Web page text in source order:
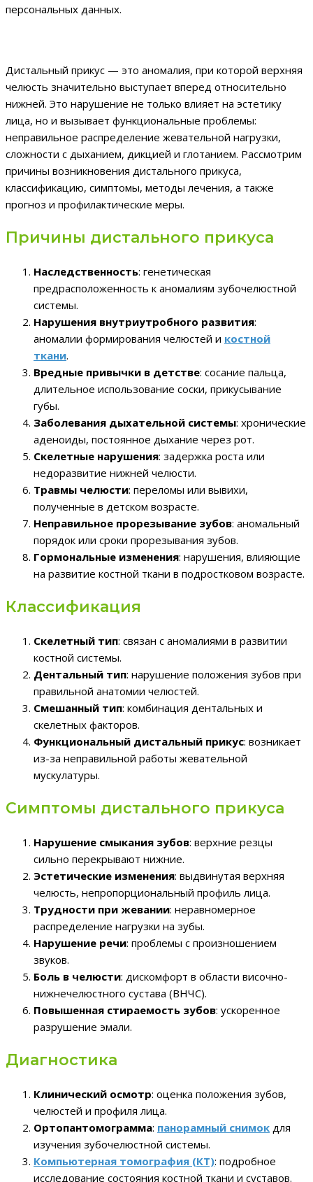
персональных данных.
Дистальный прикус — это аномалия, при которой верхняя
челюсть значительно выступает вперед относительно
нижней. Это нарушение не только влияет на эстетику
лица, но и вызывает функциональные проблемы:
неправильное распределение жевательной нагрузки,
сложности с дыханием, дикцией и глотанием. Рассмотрим
причины возникновения дистального прикуса,
классификацию, симптомы, методы лечения, а также
прогноз и профилактические меры.
Причины дистального прикуса
Наследственность: генетическая
предрасположенность к аномалиям зубочелюстной
системы.
Нарушения внутриутробного развития:
аномалии формирования челюстей и костной
ткани.
Вредные привычки в детстве: сосание пальца,
длительное использование соски, прикусывание
губы.
Заболевания дыхательной системы: хронические
аденоиды, постоянное дыхание через рот.
Скелетные нарушения: задержка роста или
недоразвитие нижней челюсти.
Травмы челюсти: переломы или вывихи,
полученные в детском возрасте.
Неправильное прорезывание зубов: аномальный
порядок или сроки прорезывания зубов.
Гормональные изменения: нарушения, влияющие
на развитие костной ткани в подростковом возрасте.
Классификация
Скелетный тип: связан с аномалиями в развитии
костной системы.
Дентальный тип: нарушение положения зубов при
правильной анатомии челюстей.
Смешанный тип: комбинация дентальных и
скелетных факторов.
Функциональный дистальный прикус: возникает
из-за неправильной работы жевательной
мускулатуры.
Симптомы дистального прикуса
Нарушение смыкания зубов: верхние резцы
сильно перекрывают нижние.
Эстетические изменения: выдвинутая верхняя
челюсть, непропорциональный профиль лица.
Трудности при жевании: неравномерное
распределение нагрузки на зубы.
Нарушение речи: проблемы с произношением
звуков.
Боль в челюсти: дискомфорт в области височно-
нижнечелюстного сустава (ВНЧС).
Повышенная стираемость зубов: ускоренное
разрушение эмали.
Диагностика
Клинический осмотр: оценка положения зубов,
челюстей и профиля лица.
Ортопантомограмма: панорамный снимок для
изучения зубочелюстной системы.
Компьютерная томография (КТ): подробное
исследование состояния костной ткани и суставов.